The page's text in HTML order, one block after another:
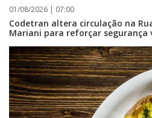
01/08/2026 | 07:00
Codetran altera circulação na
Mariani para reforçar segurança